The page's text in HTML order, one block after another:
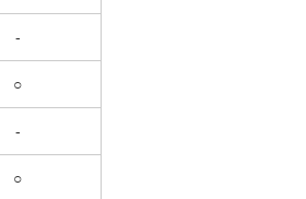
-
○
-
○